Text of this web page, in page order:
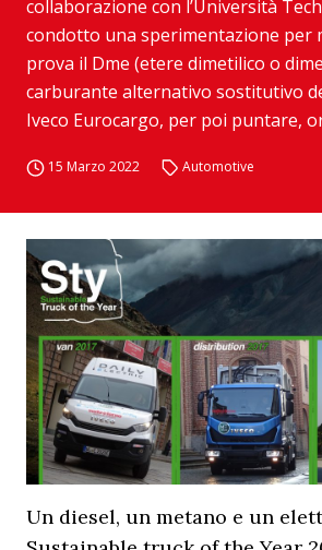
collaborazione con l’Università
condotto una sperimentazione per
prova il Dme (etere dimetilico o
carburante alternativo sostitutivo
Iveco Eurocargo, per poi puntare,
15 Marzo 2022 Automotive
Un diesel, un metano e un